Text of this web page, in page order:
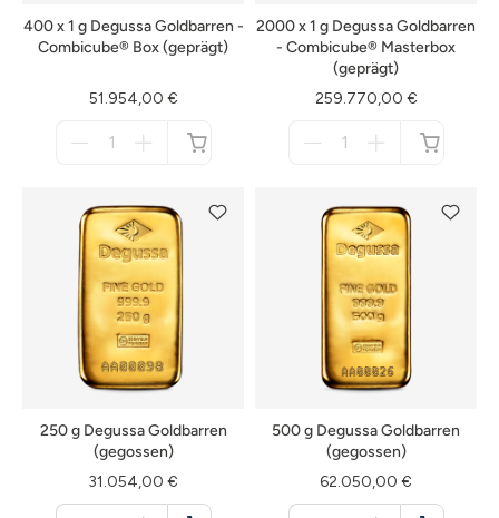
400 x 1 g Degussa Goldbarren -
Combicube® Box (geprägt)
51.954,00 €
2000 x 1 g Degussa Goldbarren
- Combicube® Masterbox
(geprägt)
259.770,00 €
250 g Degussa Goldbarren
(gegossen)
31.054,00 €
500 g Degussa Goldbarren
(gegossen)
62.050,00 €